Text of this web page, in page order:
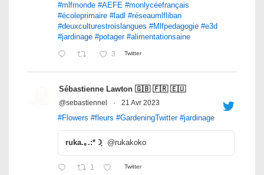
#mlfmonde #AEFE #monlycéefrançais
#écoleprimaire #ladl #réseaumlfliban
#deuxculturestroislangues #Mlfpedagogie #e3d
#jardinage #potager #alimentationsaine
3 Twitter
Sébastienne Lawton 🇬🇧 🇫🇷 🇪🇺
@sebastiennel · 21 Avr 2023
#Flowers #fleurs #GardeningTwitter #jardinage
ruka.｡.:*☽ฺ @rukakoko
1 Twitter